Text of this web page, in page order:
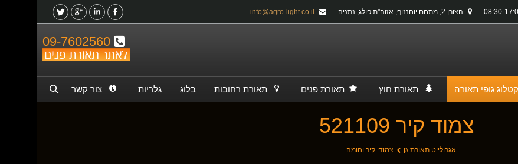
הצורן 2, מתחם יוחננוף, אזוה''ת פולג, נתניה
קטלוג גופי תאורה תאורת חוץ תאורת פנים תאורת רחובות בלוג גלריות צור קשר
צמוד קיר 521109
אגרולייט תאורת גן צמודי קיר וחומה